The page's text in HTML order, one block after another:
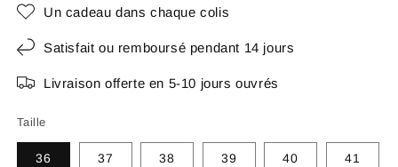
Un cadeau dans chaque colis
Satisfait ou remboursé pendant 14 jours
Livraison offerte en 5-10 jours ouvrés
Taille
36 37 38 39 40 41